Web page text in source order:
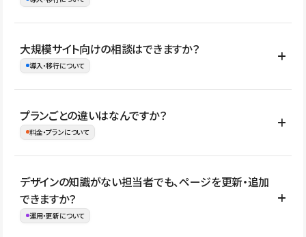
はい。既存サイトの構成やコンテンツ、URLを整理したうえで、
Studio上に再構築する形で移行できます。 WordPressの場合は、
イト全体のデザインや設定がそのまま移行されるわけではないた
め、移行後にページ構成やデザイン、CMS設計、URL・リダイレク
大規模サイト向けの相談はできますか？
導入・移行について
はい。アクセス規模が大きいサイトや、複数部門での運用、権限管
理、セキュリティ確認、既存システムとの連携など、個別の要件が
ない段階でも、お問い合わせください。
お問合せはこちら
プランごとの違いはなんですか？
料金・プランについて
公開ページ数、バージョン履歴の期間、CMS利用数の上限、権限
管理の有無などがプランごとに異なります。詳しくは料金プランペ
ージをご覧ください。
デザインの知識がない担当者でも、ページを更新・追加
できますか？
運用・更新について